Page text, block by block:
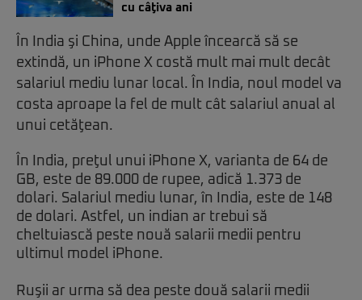
cu câţiva ani
În India şi China, unde Apple încearcă să se
extindă, un iPhone X costă mult mai mult decât
salariul mediu lunar local. În India, noul model va
costa aproape la fel de mult cât salariul anual al
unui cetăţean.
În India, preţul unui iPhone X, varianta de 64 de
GB, este de 89.000 de rupee, adică 1.373 de
dolari. Salariul mediu lunar, în India, este de 148
de dolari. Astfel, un indian ar trebui să
cheltuiască peste nouă salarii medii pentru
ultimul model iPhone.
Ruşii ar urma să dea peste două salarii medii